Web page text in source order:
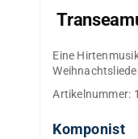
Eine
Artikelnummer:
Komponist